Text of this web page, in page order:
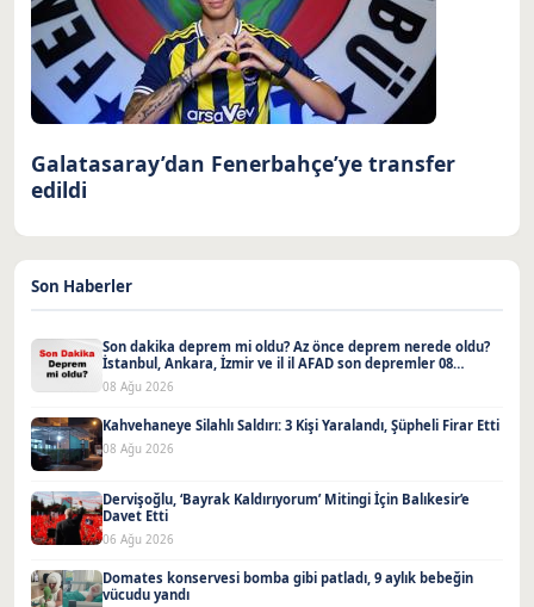
Galatasaray’dan Fenerbahçe’ye transfer
edildi
Son Haberler
Son dakika deprem mi oldu? Az önce deprem nerede oldu?
İstanbul, Ankara, İzmir ve il il AFAD son depremler 08
Ağustos 2026
08 Ağu 2026
Kahvehaneye Silahlı Saldırı: 3 Kişi Yaralandı, Şüpheli Firar Etti
08 Ağu 2026
Dervişoğlu, ‘Bayrak Kaldırıyorum’ Mitingi İçin Balıkesir’e
Davet Etti
06 Ağu 2026
Domates konservesi bomba gibi patladı, 9 aylık bebeğin
vücudu yandı